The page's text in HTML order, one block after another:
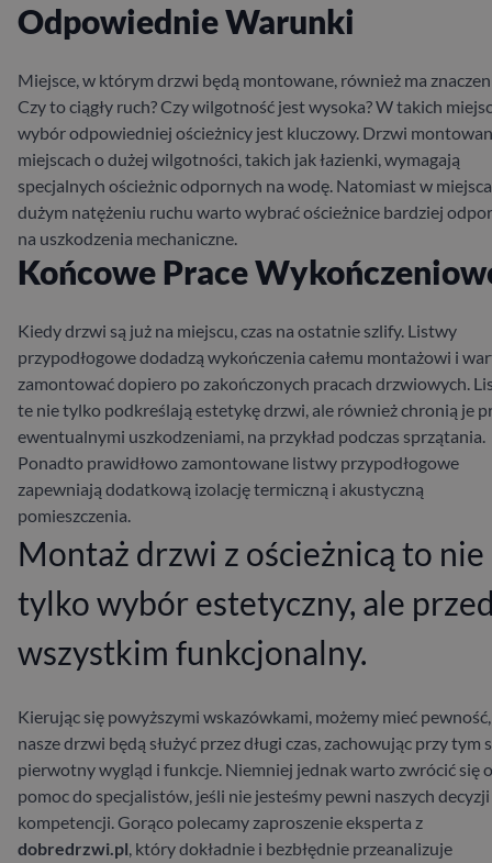
Odpowiednie Warunki
Miejsce, w którym drzwi będą montowane, również ma
Czy to ciągły ruch? Czy wilgotność jest wysoka? W takich
wybór odpowiedniej ościeżnicy jest kluczowy. Drzwi
miejscach o dużej wilgotności, takich jak łazienki, wymagają
specjalnych ościeżnic odpornych na wodę. Natomiast w
dużym natężeniu ruchu warto wybrać ościeżnice bardziej
na uszkodzenia mechaniczne.
Końcowe Prace
Kiedy drzwi są już na miejscu, czas na ostatnie szlify. Listwy
przypodłogowe dodadzą wykończenia całemu montażowi i
zamontować dopiero po zakończonych pracach drzwiowych.
te nie tylko podkreślają estetykę drzwi, ale również chronią je
ewentualnymi uszkodzeniami, na przykład podczas sprzątania.
Ponadto prawidłowo zamontowane listwy przypodłogowe
zapewniają dodatkową izolację termiczną i akustyczną
pomieszczenia.
Montaż drzwi z ościeżnicą to nie
tylko wybór estetyczny, ale
wszystkim funkcjonalny.
Kierując się powyższymi wskazówkami, możemy mieć
nasze drzwi będą służyć przez długi czas, zachowując przy tym
pierwotny wygląd i funkcje. Niemniej jednak warto zwrócić się o
pomoc do specjalistów, jeśli nie jesteśmy pewni naszych
kompetencji. Gorąco polecamy zaproszenie eksperta z
dobredrzwi.pl, który dokładnie i bezbłędnie przeanalizuje